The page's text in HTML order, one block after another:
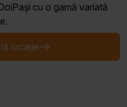
cu o gamă variată
locație